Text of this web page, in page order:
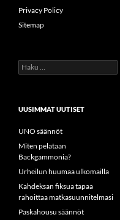
Privacy Policy
Sitemap
Haku:
UUSIMMAT UUTISET
UNO säännöt
Miten pelataan
Backgammonia?
Urheilun huumaa ulkomailla
Kahdeksan fiksua tapaa
rahoittaa matkasuunnitelmasi
Paskahousu säännöt